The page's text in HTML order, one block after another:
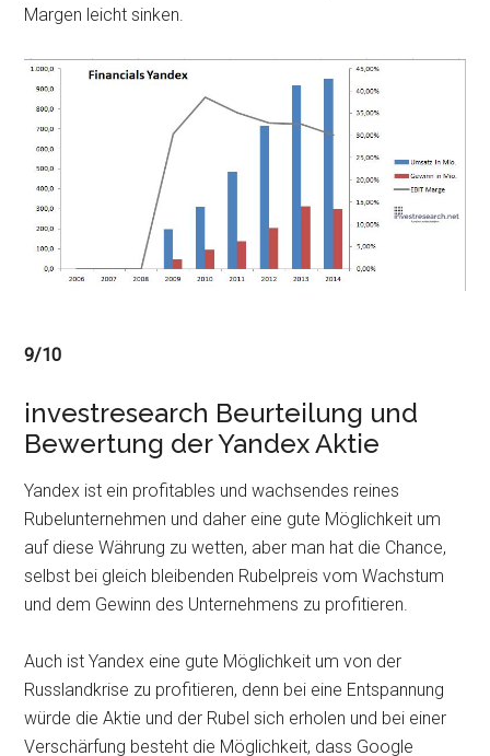
Margen leicht sinken.
9/10
investresearch Beurteilung und
Bewertung der Yandex Aktie
Yandex ist ein profitables und wachsendes reines
Rubelunternehmen und daher eine gute Möglichkeit um
auf diese Währung zu wetten, aber man hat die Chance,
selbst bei gleich bleibenden Rubelpreis vom Wachstum
und dem Gewinn des Unternehmens zu profitieren.
Auch ist Yandex eine gute Möglichkeit um von der
Russlandkrise zu profitieren, denn bei eine Entspannung
würde die Aktie und der Rubel sich erholen und bei einer
Verschärfung besteht die Möglichkeit, dass Google